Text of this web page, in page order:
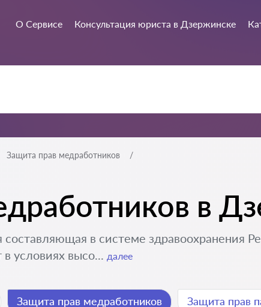
О Сервисе Консультация юриста в Дзержинске
Защита прав медработников
в
в системе здравоохранения
условиях высо... далее
Защита прав медработников Защита прав